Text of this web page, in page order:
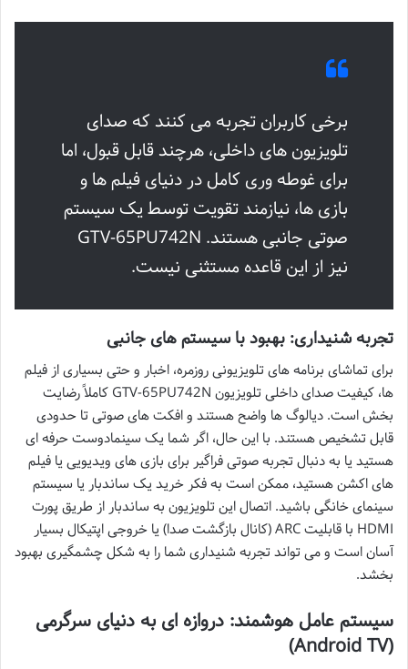
برخی کاربران تجربه می کنند که صدای
تلویزیون های داخلی، هرچند قابل قبول، اما
برای غوطه وری کامل در دنیای فیلم ها و
بازی ها، نیازمند تقویت توسط یک سیستم
صوتی جانبی هستند. GTV-65PU742N
نیز از این قاعده مستثنی نیست.
تجربه شنیداری: بهبود با سیستم های جانبی
برای تماشای برنامه های تلویزیونی روزمره، اخبار و حتی بسیاری از فیلم
ها، کیفیت صدای داخلی تلویزیون GTV-65PU742N کاملاً رضایت
بخش است. دیالوگ ها واضح هستند و افکت های صوتی تا حدودی
قابل تشخیص هستند. با این حال، اگر شما یک سینمادوست حرفه ای
هستید یا به دنبال تجربه صوتی فراگیر برای بازی های ویدیویی یا فیلم
های اکشن هستید، ممکن است به فکر خرید یک ساندبار یا سیستم
سینمای خانگی باشید. اتصال این تلویزیون به ساندبار از طریق پورت
HDMI با قابلیت ARC (کانال بازگشت صدا) یا خروجی اپتیکال بسیار
آسان است و می تواند تجربه شنیداری شما را به شکل چشمگیری بهبود
بخشد.
سیستم عامل هوشمند: دروازه ای به دنیای سرگرمی
(Android TV)